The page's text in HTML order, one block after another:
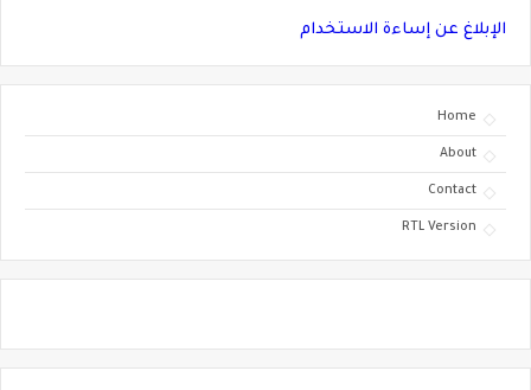
الإبلاغ عن إساءة الاستخدام
Home
About
Contact
RTL Version